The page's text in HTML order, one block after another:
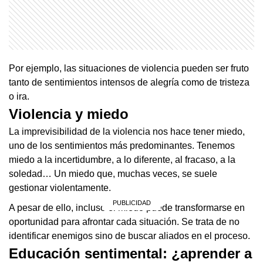
Por ejemplo, las situaciones de violencia pueden ser fruto
tanto de sentimientos intensos de alegría como de tristeza
o ira.
Violencia y miedo
La imprevisibilidad de la violencia nos hace tener miedo,
uno de los sentimientos más predominantes. Tenemos
miedo a la incertidumbre, a lo diferente, al fracaso, a la
soledad… Un miedo que, muchas veces, se suele
gestionar violentamente.
A pesar de ello, incluso el miedo puede transformarse en
oportunidad para afrontar cada situación. Se trata de no
identificar enemigos sino de buscar aliados en el proceso.
Educación sentimental: ¿aprender a